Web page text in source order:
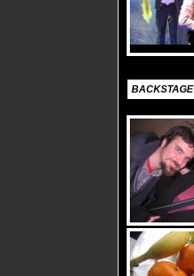
BACKSTAGE